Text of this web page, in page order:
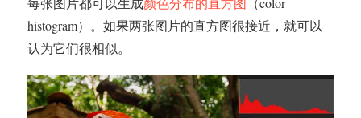
histogram）。如果两张图片的直方图很接近，就可以
认为它们很相似。